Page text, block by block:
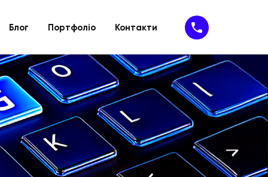
Підтримка
Техпідтримка
Доопрацювання сайту
IT- рішення
SaaS-сервіси
SAP-рішення
MVP
Програмне забезпечення
Кібербезпека
Блог Портфоліо Контакти